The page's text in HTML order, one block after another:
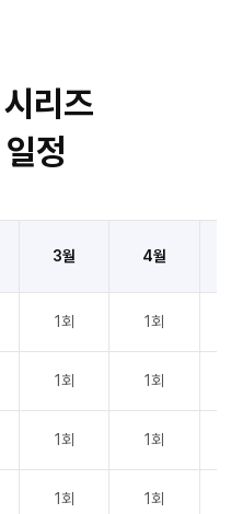
리즈
정
3월 4월
1회 1회
1회 1회
1회 1회
1회 1회